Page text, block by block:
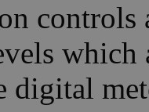
controls
which
digital